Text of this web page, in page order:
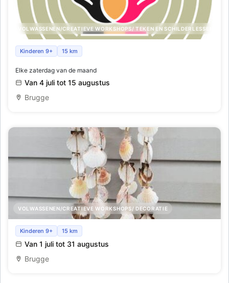
VOLWASSENEN/CREATIEVE WORKSHOPS/ TEKEN EN SCHILDERLESSEN
Abstract schilderen voor beginners
Kinderen 9+ 15 km
Elke zaterdag van de maand
Van 4 juli tot 15 augustus
Brugge
VOLWASSENEN/CREATIEVE WORKSHOPS/ DECORATIE
Zomerworkshop. Creatief zijn met zeeschelpen
Kinderen 9+ 15 km
Van 1 juli tot 31 augustus
Brugge